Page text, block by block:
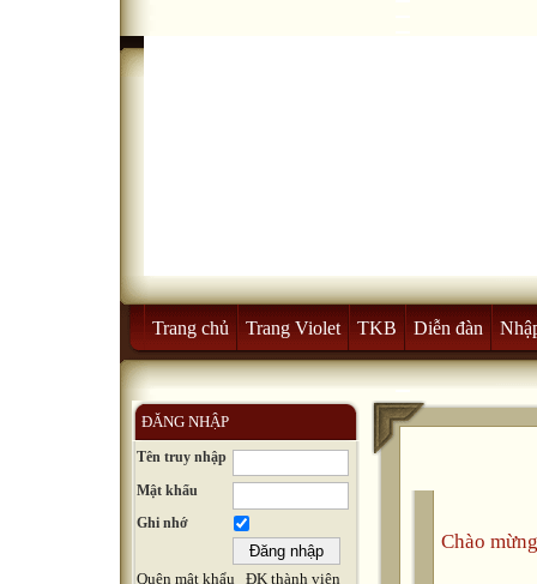
Trang chủ Trang Violet TKB Diễn đàn
ĐĂNG NHẬP
Tên truy nhập
Mật khẩu
Ghi nhớ
Quên mật khẩu ĐK thành viên
Chào